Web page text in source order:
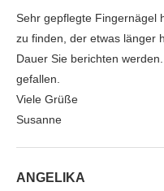
Sehr gepflegte Fingernägel
zu finden, der etwas länger
Dauer Sie berichten
gefallen.
Viele Grüße
Susanne
ANGELIKA